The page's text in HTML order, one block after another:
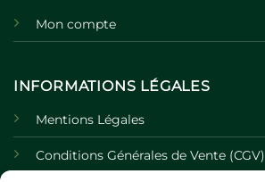
Mon compte
INFORMATIONS LÉGALES
Mentions Légales
Conditions Générales de Vente (CGV)